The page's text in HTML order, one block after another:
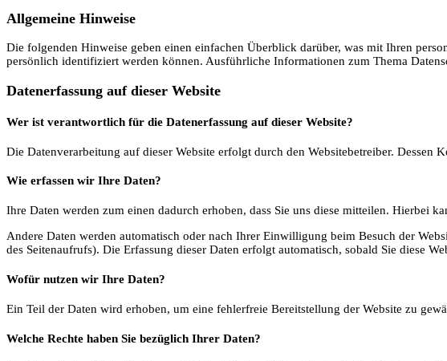
Allgemeine Hinweise
Die folgenden Hinweise geben einen einfachen Überblick darüber, was mit Ihren
persönlich identifiziert werden können. Ausführliche Informationen zum Thema
Datenerfassung auf dieser Website
Wer ist verantwortlich für die Datenerfassung auf dieser Website?
Die Datenverarbeitung auf dieser Website erfolgt durch den Websitebetreiber.
Wie erfassen wir Ihre Daten?
Ihre Daten werden zum einen dadurch erhoben, dass Sie uns diese mitteilen. Hierbei
Andere Daten werden automatisch oder nach Ihrer Einwilligung beim Besuch der
des Seitenaufrufs). Die Erfassung dieser Daten erfolgt automatisch, sobald Sie diese
Wofür nutzen wir Ihre Daten?
Ein Teil der Daten wird erhoben, um eine fehlerfreie Bereitstellung der Website zu
Welche Rechte haben Sie bezüglich Ihrer Daten?